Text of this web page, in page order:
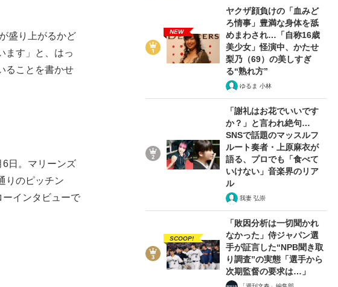
盛り上がるかど
ます」と、はっ
ることを書かせ
日。マリーンズ
りのピッチン
インタビューで
NEW
ヤクザ顔負けの「血みど
ろ情事」豊満な身体を舐
めまわされ…「自称16歳
美少女」怪演中、かたせ
梨乃（69）の美しすぎ
る“熟れ方”
ゆるま 小林
「謝礼はお花でいいです
か？」と言われ絶句…
SNSで話題のマッスルフ
ルート奏者・上原麻衣が
語る、プロでも「食べて
いけない」音楽界のリア
ル
我妻 弘崇
SCOOP!
「敗因分析は一切聞かれ
なかった」侍ジャパン選
手が証言した“NPB聞き取
り調査”の実態「選手から
次期監督の要求は…」